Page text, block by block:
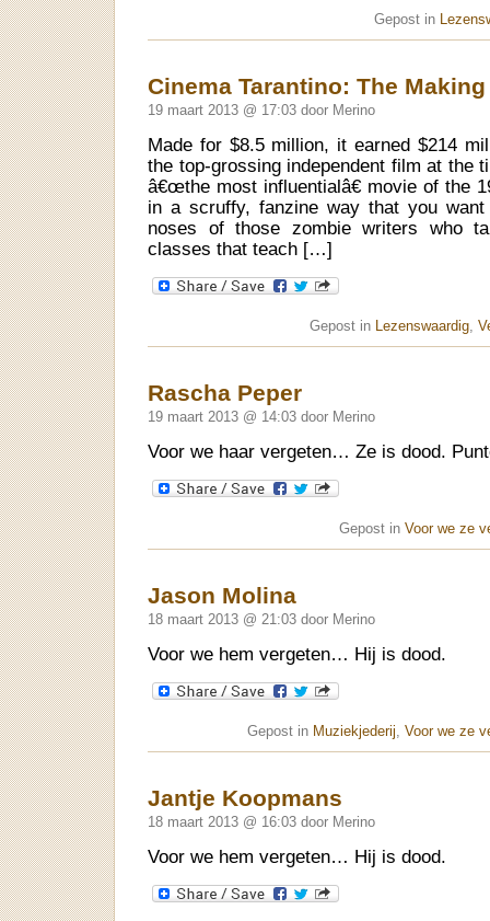
Gepost in
Cinema Tarantino: The
19 maart 2013 @ 17:03 door Merino
Made for $8.5 million, it earned $214
the top-grossing independent film at the
â€œthe most influentialâ€ movie of the
in a scruffy, fanzine way that you
noses of those zombie writers who
classes that teach […]
Gepost in Lezenswaardig
Rascha Peper
19 maart 2013 @ 14:03 door Merino
Voor we haar vergeten… Ze is dood.
Gepost in Voor we ze
Jason Molina
18 maart 2013 @ 21:03 door Merino
Voor we hem vergeten… Hij is dood.
Gepost in Muziekjederij Voor we ze
Jantje Koopmans
18 maart 2013 @ 16:03 door Merino
Voor we hem vergeten… Hij is dood.